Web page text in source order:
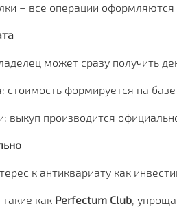
– все операции
может сразу получить
стоимость формируется на
выкуп производится
к антиквариату как
такие как Perfectum Club,